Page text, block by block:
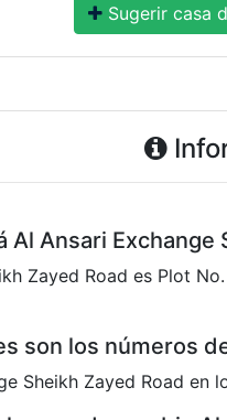
Sugerir casa
Ansari Exchange
Zayed Road es Plot
son los números
Sheikh Zayed Road